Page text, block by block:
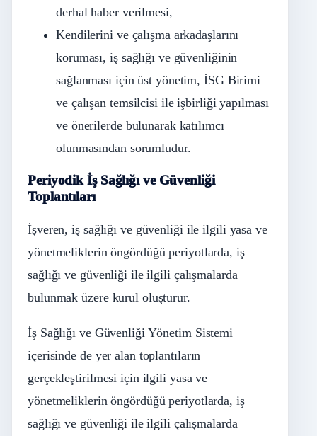
derhal haber verilmesi,
Kendilerini ve çalışma arkadaşlarını
koruması, iş sağlığı ve güvenliğinin
sağlanması için üst yönetim, İSG Birimi
ve çalışan temsilcisi ile işbirliği yapılması
ve önerilerde bulunarak katılımcı
olunmasından sorumludur.
Periyodik İş Sağlığı ve Güvenliği
Toplantıları
İşveren, iş sağlığı ve güvenliği ile ilgili yasa ve
yönetmeliklerin öngördüğü periyotlarda, iş
sağlığı ve güvenliği ile ilgili çalışmalarda
bulunmak üzere kurul oluşturur.
İş Sağlığı ve Güvenliği Yönetim Sistemi
içerisinde de yer alan toplantıların
gerçekleştirilmesi için ilgili yasa ve
yönetmeliklerin öngördüğü periyotlarda, iş
sağlığı ve güvenliği ile ilgili çalışmalarda